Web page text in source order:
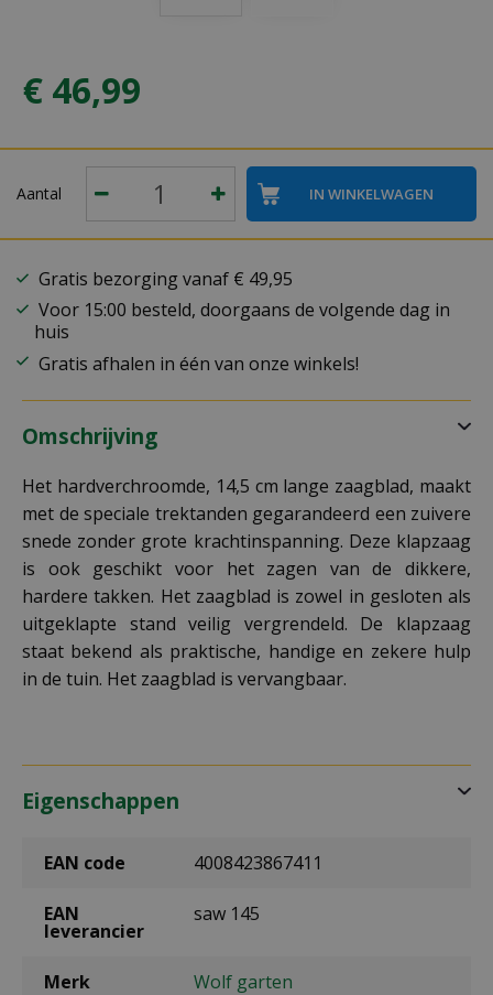
€ 46,99
Aantal
Gratis bezorging vanaf € 49,95
Voor 15:00 besteld, doorgaans de volgende dag in
huis
Gratis afhalen in één van onze winkels!
Omschrijving
Het hardverchroomde, 14,5 cm lange zaagblad, maakt
met de speciale trektanden gegarandeerd een zuivere
snede zonder grote krachtinspanning. Deze klapzaag
is ook geschikt voor het zagen van de dikkere,
hardere takken. Het zaagblad is zowel in gesloten als
uitgeklapte stand veilig vergrendeld. De klapzaag
staat bekend als praktische, handige en zekere hulp
in de tuin. Het zaagblad is vervangbaar.
Eigenschappen
EAN code 4008423867411
EAN
leverancier
saw 145
Merk Wolf garten